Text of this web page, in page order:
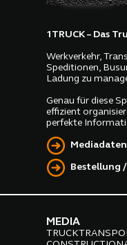
1TRUCK – Das
Werkverkehr,
Speditionen,
Ladung zu
Genau für diese
effizient
perfekte
Mediadaten
Bestellung
MEDIA
TRUCK